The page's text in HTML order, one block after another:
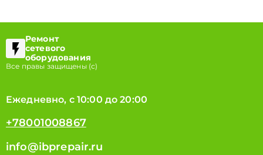
Ремонт
сетевого
оборудования
Все правы защищены (с)
Ежедневно, с 10:00 до 20:00
+78001008867
info@ibprepair.ru